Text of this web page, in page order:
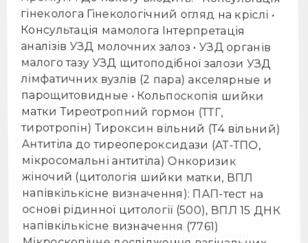
07.08.2024
Азелаїновий пілінг:
ефективність та переваги
Азелаїновий пілінг – це сучасна
процедура, спрямована на
покращення стану шкіри обличчя.
матки Тиреотропний гормон (ТТГ,
тиротропін) Тироксин вільний (Т4 вільний)
Антитіла до тиреопероксидази (АТ-ТПО,
мікросомальні антитіла) Онкоризик
жіночий (цитологія шийки матки, ВПЛ
напівкількісне визначення): ПАП-тест на
основі рідинної цитології (500), ВПЛ 15 ДНК
напівкількісне визначення (7761)
Мікроскoпічне дослідження вагінальних
виділень, з оцінкою за критеріями Хей-
Айсон (Hay-Ison). Вартість 4990 грн замість
7120 грн.
Ваше ім'я